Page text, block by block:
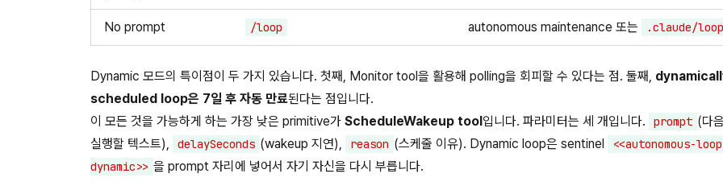
No prompt /loop autonomous maintenance 또는 .claude/
Dynamic 모드의 특이점이 두 가지 있습니다. 첫째, Monitor tool을 활용해 polling을 회피할 수 있다는 점. 둘째,
scheduled loop은 7일 후 자동 만료된다는 점입니다.
이 모든 것을 가능하게 하는 가장 낮은 primitive가 ScheduleWakeup tool 입니다. 파라미터는 세 개입니다. prompt (다
실행할 텍스트),
delaySeconds (wakeup 지연), reason (스케줄 이유). Dynamic loop은 sentinel
<<autonomous-
dynamic>> 을 prompt 자리에 넣어서 자기 자신을 다시 부릅니다.